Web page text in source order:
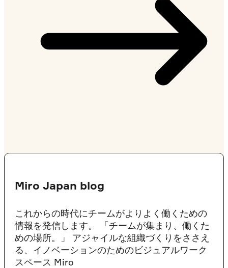
Miro Japan blog
これからの時代にチームがよりよく働くための
情報を発信します。 「チームが集まり、働くた
めの場所。」 アジャイルな組織づくりをささえ
る、イノベーションのためのビジュアルワーク
スペース Miro